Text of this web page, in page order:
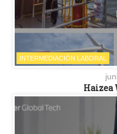
INTERMEDIACIÓN LABORAL
Haizea